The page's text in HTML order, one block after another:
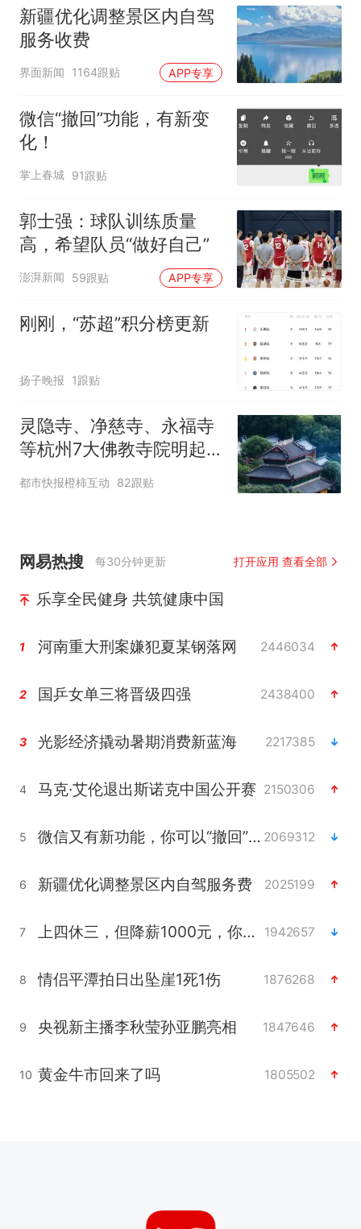
新疆优化调整景区内自驾
服务收费
界面新闻 1164跟贴 APP专享
微信“撤回”功能，有新变
化！
掌上春城 91跟贴
郭士强：球队训练质量
高，希望队员“做好自己”
澎湃新闻 59跟贴 APP专享
刚刚，“苏超”积分榜更新
扬子晚报 1跟贴
灵隐寺、净慈寺、永福寺
等杭州7大佛教寺院明起
临时关闭，别跑空了
都市快报橙柿互动 82跟贴
网易热搜 每30分钟更新 打开应用 查看全部
乐享全民健身 共筑健康中国
1 河南重大刑案嫌犯夏某钢落网 2446034
2 国乒女单三将晋级四强 2438400
3 光影经济撬动暑期消费新蓝海 2217385
4 马克·艾伦退出斯诺克中国公开赛 2150306
5 微信又有新功能，你可以“撤回”你的撤回了！ 2069312
6 新疆优化调整景区内自驾服务费 2025199
7 上四休三，但降薪1000元，你接受吗？ 1942657
8 情侣平潭拍日出坠崖1死1伤 1876268
9 央视新主播李秋莹孙亚鹏亮相 1847646
10 黄金牛市回来了吗 1805502